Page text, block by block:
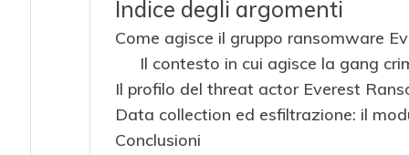
Indice degli argomenti
Come agisce il gruppo ransomware
Il contesto in cui agisce la gang
Il profilo del threat actor Everest
Data collection ed esfiltrazione: il
Conclusioni